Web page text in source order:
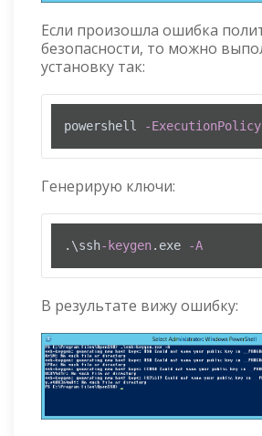
Если произошла ошибка
безопасности, то можно
установку так:
powershell -ExecutionPolicy
Генерирую ключи:
.\ssh-keygen.exe -A
В результате вижу ошибку: